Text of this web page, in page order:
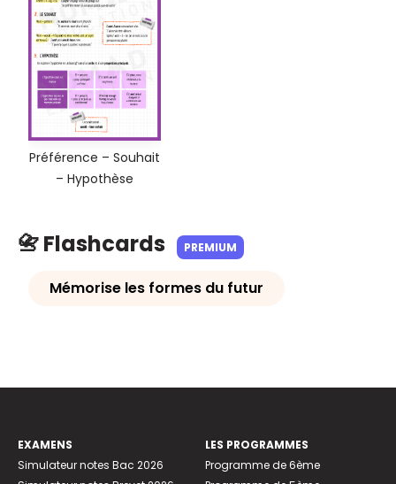
Préférence – Souhait
– Hypothèse
📇 Flashcards PREMIUM
Mémorise les formes du futur
EXAMENS
Simulateur notes Bac 2026
LES PROGRAMMES
Programme de 6ème